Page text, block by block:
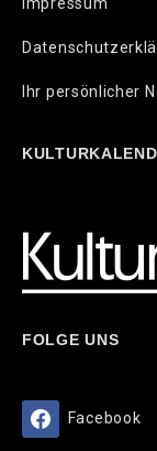
Ihr persönlicher
FOLGE UNS
Facebook